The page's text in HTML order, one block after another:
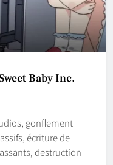
Baby Inc.
gonflement
écriture de
destruction